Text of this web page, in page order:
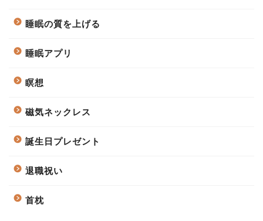
睡眠の質を上げる
睡眠アプリ
瞑想
磁気ネックレス
誕生日プレゼント
退職祝い
首枕